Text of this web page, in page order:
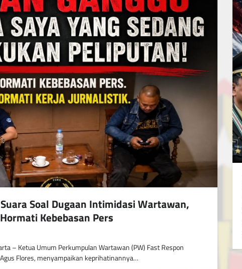
Soal Dugaan Intimidasi Wartawan,
Kebebasan Pers
– Ketua Umum Perkumpulan Wartawan (PW) Fast Respon
Flores, menyampaikan keprihatinannya…